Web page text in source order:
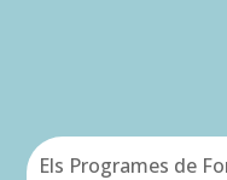
Els Programes de